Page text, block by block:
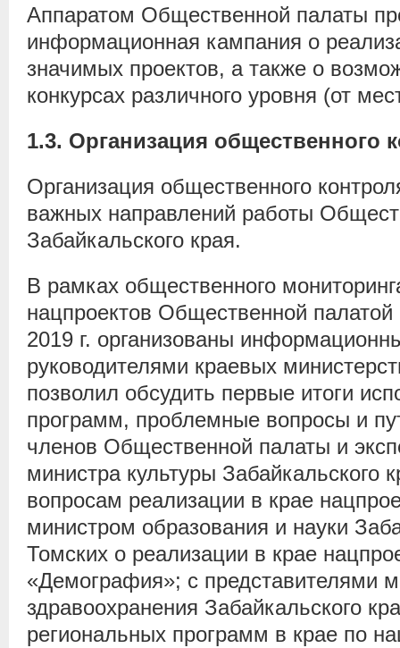
Аппаратом Общественной палаты
информационная кампания о
значимых проектов, а также о
конкурсах различного уровня (от
1.3. Организация общественного
Организация общественного
важных направлений работы
Забайкальского края.
В рамках общественного
нацпроектов Общественной палатой
2019 г. организованы
руководителями краевых
позволил обсудить первые итоги
программ, проблемные вопросы и
членов Общественной палаты и
министра культуры
вопросам реализации в крае
министром образования и науки
Томских о реализации в крае
«Демография»; с представителями
здравоохранения Забайкальского
региональных программ в крае по